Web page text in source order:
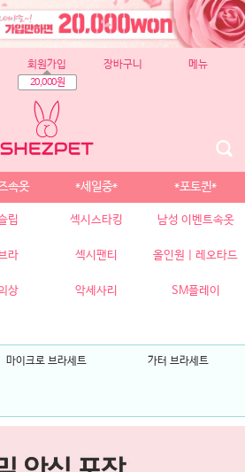
회원가입
20,000원
장바구니 메뉴
속옷 *세일중* *포토퀸*
립 섹시스타킹 남성 이벤트속옷
라 섹시팬티 올인원 | 레오타드
상 악세사리 SM플레이
마이크로 브라세트 가터 브라세트